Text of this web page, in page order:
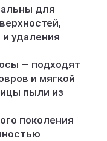
для
удаления
— подходят
и мягкой
пыли из
поколения